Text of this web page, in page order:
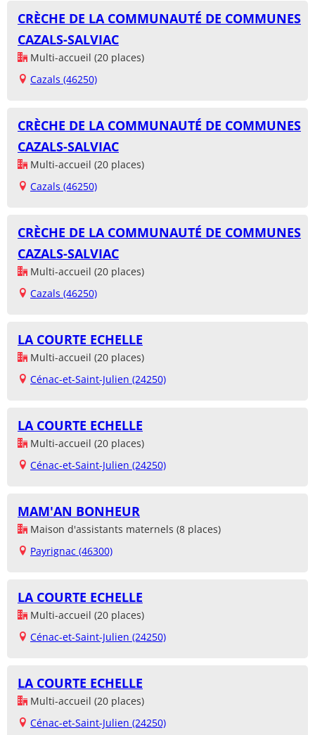
CRÈCHE DE LA COMMUNAUTÉ DE COMMUNES
CAZALS-SALVIAC
Multi-accueil (20 places)
Cazals (46250)
CRÈCHE DE LA COMMUNAUTÉ DE COMMUNES
CAZALS-SALVIAC
Multi-accueil (20 places)
Cazals (46250)
CRÈCHE DE LA COMMUNAUTÉ DE COMMUNES
CAZALS-SALVIAC
Multi-accueil (20 places)
Cazals (46250)
LA COURTE ECHELLE
Multi-accueil (20 places)
Cénac-et-Saint-Julien (24250)
LA COURTE ECHELLE
Multi-accueil (20 places)
Cénac-et-Saint-Julien (24250)
MAM'AN BONHEUR
Maison d'assistants maternels (8 places)
Payrignac (46300)
LA COURTE ECHELLE
Multi-accueil (20 places)
Cénac-et-Saint-Julien (24250)
LA COURTE ECHELLE
Multi-accueil (20 places)
Cénac-et-Saint-Julien (24250)